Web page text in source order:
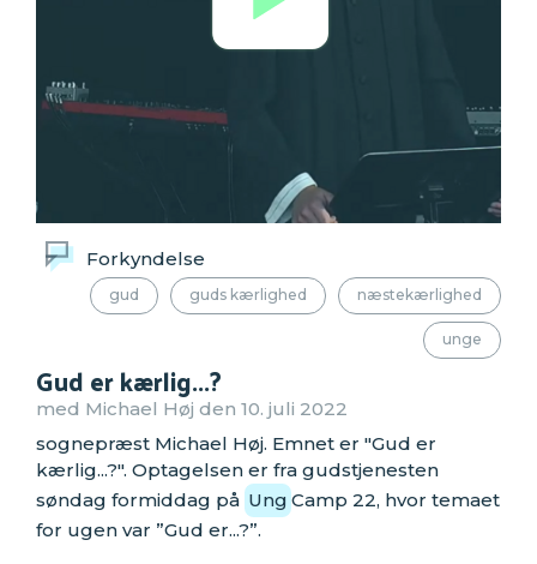
Forkyndelse
gud guds kærlighed næstekærlighed
unge
Gud er kærlig...?
med Michael Høj den 10. juli 2022
sognepræst Michael Høj. Emnet er "Gud er
kærlig...?". Optagelsen er fra gudstjenesten
søndag formiddag på Ung Camp 22, hvor temaet
for ugen var ”Gud er...?”.